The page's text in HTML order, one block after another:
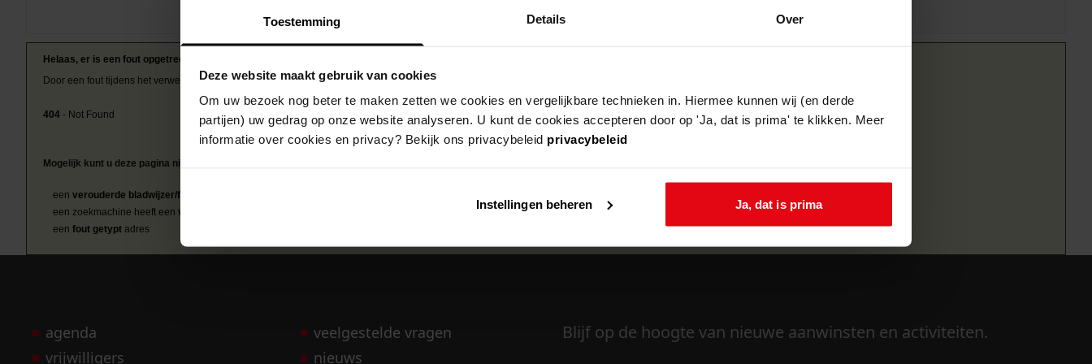
Toestemming Details Over
Deze website maakt gebruik van cookies
Om uw bezoek nog beter te maken zetten we cookies en vergelijkbare technieken in. Hiermee kunnen wij (en derde
partijen) uw gedrag op onze website analyseren. U kunt de cookies accepteren door op 'Ja, dat is prima' te klikken. Meer
informatie over cookies en privacy? Bekijk ons privacybeleid privacybeleid
Instellingen beheren Ja, dat is prima
Helaas, er is een fout opgetreden
Door een fout tijdens het verwerken van deze pagina is het niet mogelijk om deze pagina te kunnen bekijken.
404 - Not Found
Mogelijk kunt u deze pagina niet bezoeken door:
een verouderde bladwijzer/favoriet
een zoekmachine heeft een verouderde lijst van de website
een fout getypt adres
agenda
vrijwilligers
veelgestelde vragen
nieuws
Blijf op de hoogte van nieuwe aanwinsten en activiteiten.